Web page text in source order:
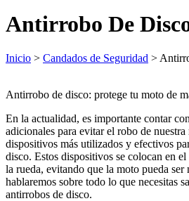
Antirrobo De
Inicio > Candados de Seguridad >
Antirrobo de disco: protege tu moto de
En la actualidad, es importante contar
adicionales para evitar el robo de
dispositivos más utilizados y efectivos
disco. Estos dispositivos se colocan en
la rueda, evitando que la moto pueda
hablaremos sobre todo lo que necesitas
antirrobos de disco.